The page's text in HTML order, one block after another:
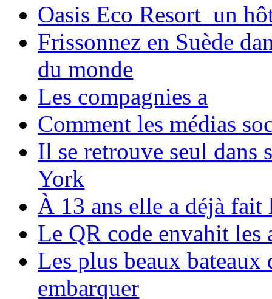
Oasis Eco Resort un
Frissonnez en Suède
du monde
Les compagnies a
Comment les médias
Il se retrouve seul dans
York
À 13 ans elle a déjà
Le QR code envahit les
Les plus beaux bateaux
embarquer